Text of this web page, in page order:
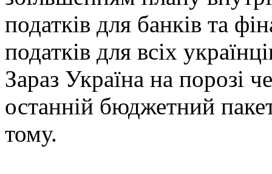
податків для банків та
податків для всіх
Зараз Україна на порозі
останній бюджетний
тому.